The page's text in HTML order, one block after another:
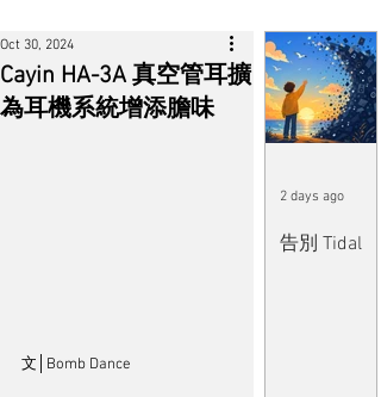
Cayin HA-3A 真空管耳擴
為耳機系統增添膽味
Oct 30, 2024
文│Bomb Dance
告別 Tidal
2 days ago